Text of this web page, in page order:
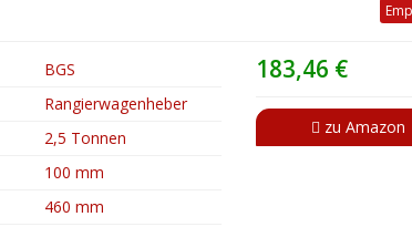
183,46 €
zu Amazon
BGS
Rangierwagenheber
2,5 Tonnen
100 mm
460 mm